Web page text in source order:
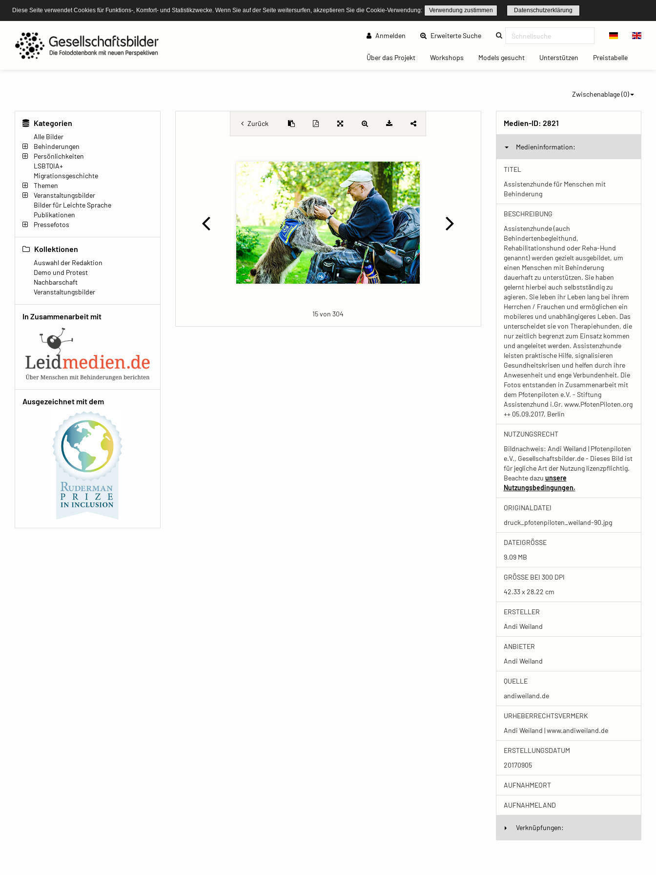
Diese Seite verwendet Cookies für Funktions-, Komfort- und Statistikzwecke. Wenn Sie auf der Seite weitersurfen, akzeptieren Sie die Cookie-Verwendung: Verwendung zustimmen Datenschutzerklärung
Anmelden Erweiterte Suche(current)
Über das Projekt(current)Workshops(current)Models gesucht(current)Unterstützen(current)Preistabelle(current)
Zwischenablage (0)
Kategorien
Alle Bilder
Behinderungen
Persönlichkeiten
LSBTQIA+
Migrationsgeschichte
Themen
Veranstaltungsbilder
Bilder für Leichte Sprache
Publikationen
Pressefotos
Kollektionen
Auswahl der Redaktion
Demo und Protest
Nachbarschaft
Veranstaltungsbilder
In Zusammenarbeit mit
Ausgezeichnet mit dem
Zurück
15 von 304
Medien-ID: 2821
Medieninformation:
TITEL
Assistenzhunde für Menschen mit
Behinderung
BESCHREIBUNG
Assistenzhunde (auch
Behindertenbegleithund,
Rehabilitationshund oder Reha-Hund
genannt) werden gezielt ausgebildet, um
einen Menschen mit Behinderung
dauerhaft zu unterstützen. Sie haben
gelernt hierbei auch selbstständig zu
agieren. Sie leben ihr Leben lang bei ihrem
Herrchen / Frauchen und ermöglichen ein
mobileres und unabhängigeres Leben. Das
unterscheidet sie von Therapiehunden, die
nur zeitlich begrenzt zum Einsatz kommen
und angeleitet werden. Assistenzhunde
leisten praktische Hilfe, signalisieren
Gesundheitskrisen und helfen durch ihre
Anwesenheit und enge Verbundenheit. Die
Fotos entstanden in Zusammenarbeit mit
dem Pfotenpiloten e.V. - Stiftung
Assistenzhund i.Gr. www.PfotenPiloten.org
++ 05.09.2017, Berlin
NUTZUNGSRECHT
Bildnachweis: Andi Weiland | Pfotenpiloten
e.V., Gesellschaftsbilder.de - Dieses Bild ist
für jegliche Art der Nutzung lizenzpflichtig.
Beachte dazu unsere
Nutzungsbedingungen.
ORIGINALDATEI
druck_pfotenpiloten_weiland-90.jpg
DATEIGRÖSSE
9.09 MB
GRÖSSE BEI 300 DPI
42.33 x 28.22 cm
ERSTELLER
Andi Weiland
ANBIETER
Andi Weiland
QUELLE
andiweiland.de
URHEBERRECHTSVERMERK
Andi Weiland | www.andiweiland.de
ERSTELLUNGSDATUM
20170905
AUFNAHMEORT
AUFNAHMELAND
Verknüpfungen: